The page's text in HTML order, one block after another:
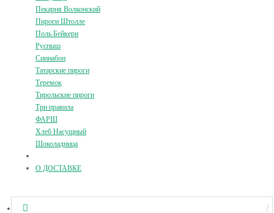
Пекарня Волконский
Пироги Штолле
Поль Бейкери
Руспыш
Синнабон
Татарские пироги
Теремок
Тирольские пироги
Три правила
ФАРШ
Хлеб Насущный
Шоколадница
О ДОСТАВКЕ